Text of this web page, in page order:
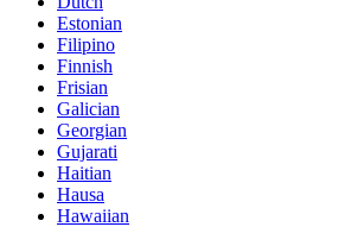
Estonian
Filipino
Finnish
Frisian
Galician
Georgian
Gujarati
Haitian
Hausa
Hawaiian